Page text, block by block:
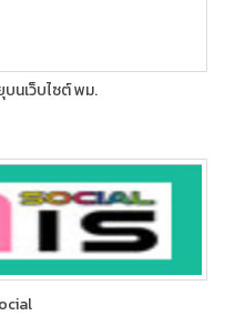
นเว็บไซต์ พม.